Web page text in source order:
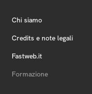
Chi siamo
Credits e note legali
Fastweb.it
Formazione